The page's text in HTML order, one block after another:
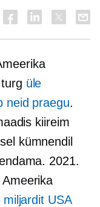
üle
neid praegu.
kiireim
kümnendil
2021.
USA